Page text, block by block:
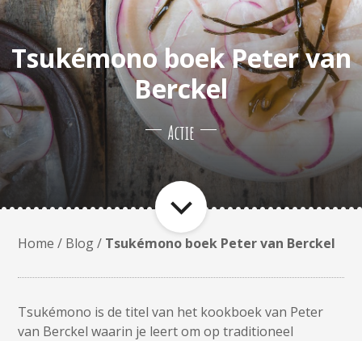
Tsukémono boek Peter van
Berckel
Actie
Home / Blog/ Tsukémono boek Peter van Berckel
Tsukémono is de titel van het kookboek van Peter
van Berckel waarin je leert om op traditioneel